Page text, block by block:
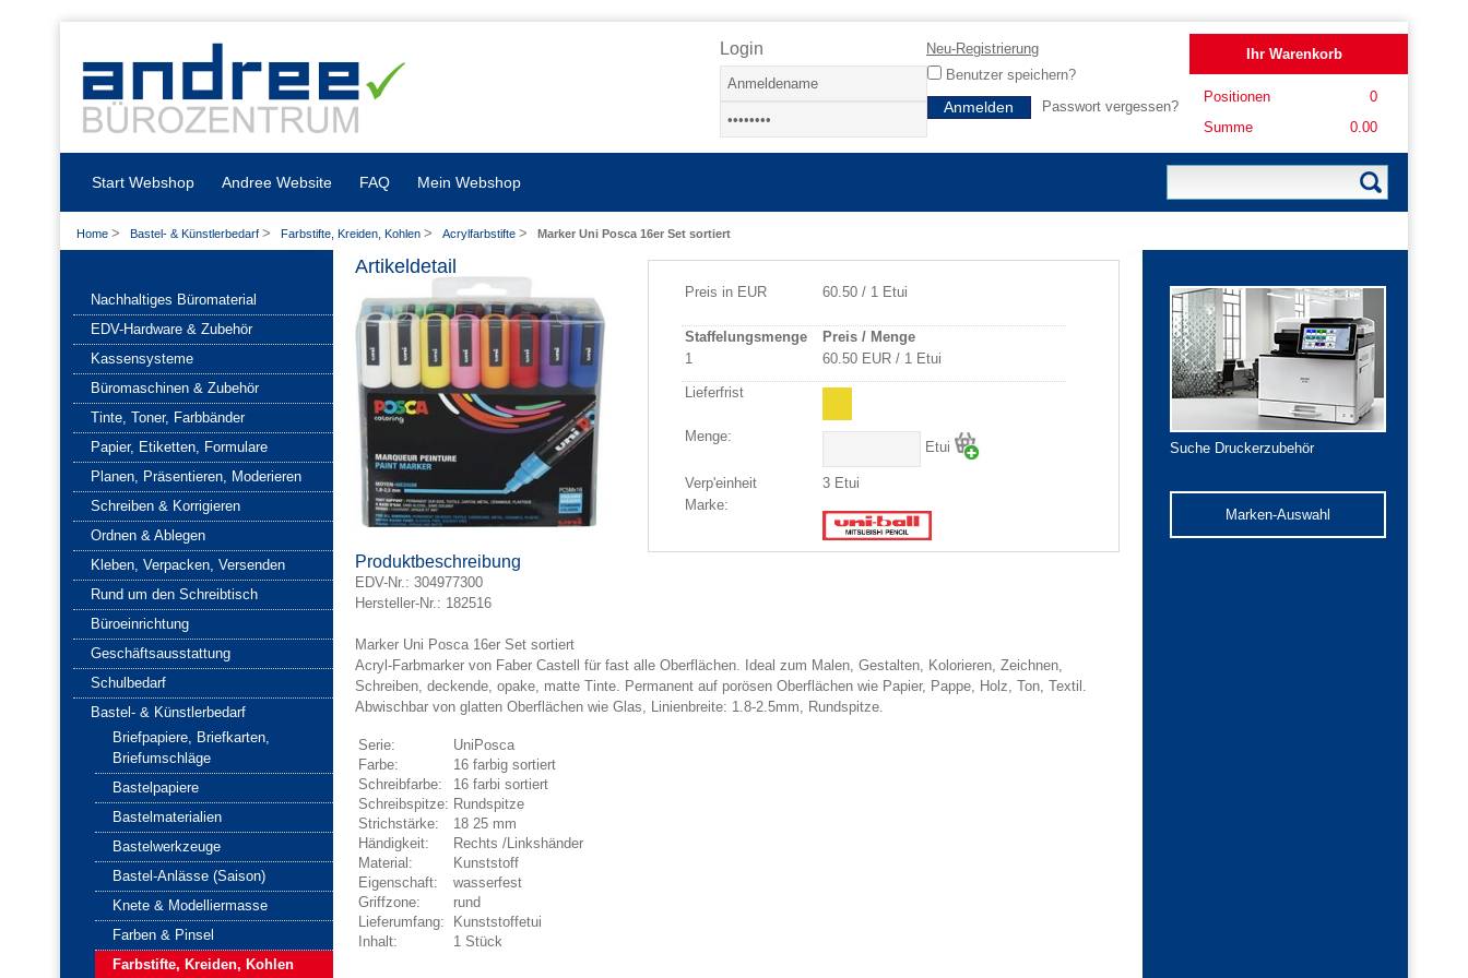
Ihr Warenkorb
Positionen
0
Summe
0.00
Neu-Registrierung
Login
Benutzer speichern?
Passwort vergessen?
Start Webshop Andree Website FAQ Mein Webshop
Home > Bastel- & Künstlerbedarf > Farbstifte, Kreiden, Kohlen > Acrylfarbstifte > Marker Uni Posca 16er Set sortiert
Artikeldetail
Preis in EUR 60.50 / 1 Etui
Staffelungsmenge
Preis / Menge
1
60.50 EUR / 1 Etui
Lieferfrist
Menge:
Etui
Verp'einheit
3 Etui
Marke:
Produktbeschreibung
EDV-Nr.: 304977300
Hersteller-Nr.: 182516
Marker Uni Posca 16er Set sortiert
Acryl-Farbmarker von Faber Castell für fast alle Oberflächen. Ideal zum Malen, Gestalten, Kolorieren, Zeichnen,
Schreiben, deckende, opake, matte Tinte. Permanent auf porösen Oberflächen wie Papier, Pappe, Holz, Ton, Textil.
Abwischbar von glatten Oberflächen wie Glas, Linienbreite: 1.8-2.5mm, Rundspitze.
Serie:
UniPosca
Farbe:
16 farbig sortiert
Schreibfarbe:
16 farbi sortiert
Schreibspitze: Rundspitze
Strichstärke:
18 25 mm
Händigkeit:
Rechts /Linkshänder
Material:
Kunststoff
Eigenschaft:
wasserfest
Griffzone:
rund
Lieferumfang:
Kunststoffetui
Inhalt:
1 Stück
Nachhaltiges Büromaterial
EDV-Hardware & Zubehör
Kassensysteme
Büromaschinen & Zubehör
Tinte, Toner, Farbbänder
Papier, Etiketten, Formulare
Planen, Präsentieren, Moderieren
Schreiben & Korrigieren
Ordnen & Ablegen
Kleben, Verpacken, Versenden
Rund um den Schreibtisch
Büroeinrichtung
Geschäftsausstattung
Schulbedarf
Bastel- & Künstlerbedarf
Briefpapiere, Briefkarten,
Briefumschläge
Bastelpapiere
Bastelmaterialien
Bastelwerkzeuge
Bastel-Anlässe (Saison)
Knete & Modelliermasse
Farben & Pinsel
Farbstifte, Kreiden, Kohlen
Suche Druckerzubehör
Marken-Auswahl